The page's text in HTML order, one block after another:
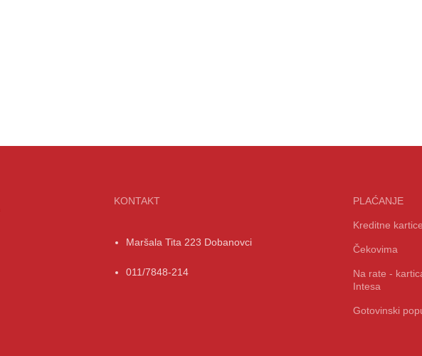
KONTAKT
Maršala Tita 223 Dobanovci
011/7848-214
PLAĆANJE
Kreditne kartice
Čekovima
Na rate -
Intesa
Gotovinski